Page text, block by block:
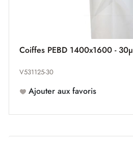
Coiffes PEBD 1400x1600 - 30µ
V531125-30
Ajouter aux favoris